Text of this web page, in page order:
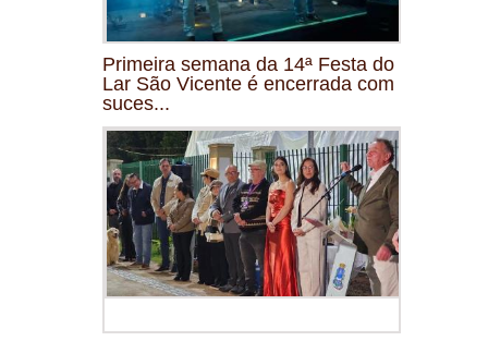
Primeira semana da 14ª Festa do
Lar São Vicente é encerrada com
suces...